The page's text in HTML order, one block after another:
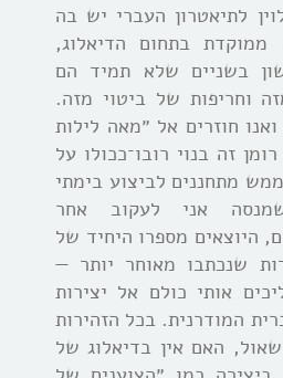
לתיאטרון העברי יש בה
ממוקדת בתחום הדיאלוג,
בשניים שלא תמיד הם
וחריפות של ביטוי מזה.
חוזרים אל ״מאה לילות
זה בנוי רובו־ככולו על
מתחננים לביצוע בימתי
אני לעקוב אחר
היוצאים מספרו היחיד של
שנכתבו מאוחר יותר —
אותי כולם אל יצירות
המודרנית. בכל הזהירות
האם אין בדיאלוג של